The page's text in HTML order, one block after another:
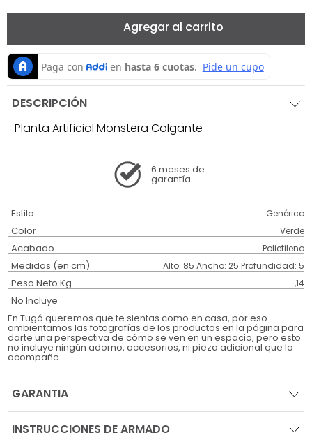
Agregar al carrito
DESCRIPCIÓN
Planta Artificial Monstera Colgante
6 meses de
garantía
Estilo Genérico
Color Verde
Acabado Polietileno
Medidas (en cm) Alto: 85 Ancho: 25 Profundidad: 5
Peso Neto Kg. ,14
No Incluye
En Tugó queremos que te sientas como en casa, por eso
ambientamos las fotografías de los productos en la página para
darte una perspectiva de cómo se ven en un espacio, pero esto
no incluye ningún adorno, accesorios, ni pieza adicional que lo
acompañe.
GARANTIA
INSTRUCCIONES DE ARMADO